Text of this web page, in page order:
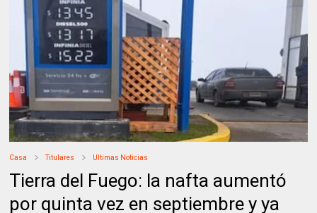
Casa Titulares Ultimas Noticias
Tierra del Fuego: la nafta aumentó
por quinta vez en septiembre y ya